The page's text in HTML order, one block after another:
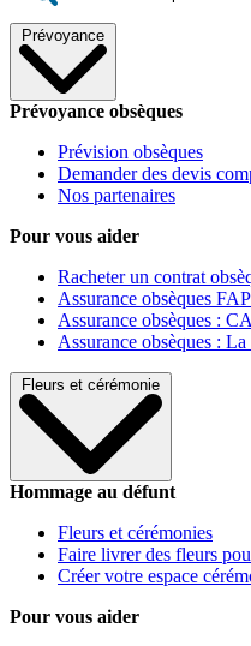
Prévoyance
Prévoyance obsèques
Prévision obsèques
Demander des devis
Nos partenaires
Pour vous aider
Racheter un contrat
Assurance obsèques
Assurance obsèques :
Assurance obsèques :
Fleurs et cérémonie
Hommage au défunt
Fleurs et cérémonies
Faire livrer des fleurs
Créer votre espace
Pour vous aider